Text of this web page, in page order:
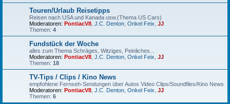
Touren/Urlaub Reisetipps
Reisen nach USA und Kanada usw.(Thema US Cars)
Moderatoren: PontiacV8 J.C. Denton Onkel Feix JJ
Themen: 4
Fundstück der Woche
alles zum Thema Schräges, Witziges, Peinliches...
Moderatoren: PontiacV8 J.C. Denton Onkel Feix JJ
Themen: 18
TV-Tips / Clips / Kino News
empfohlene Fernseh-Sendungen über Autos Video Clips/Soundfiles/Kino News
Moderatoren: PontiacV8 J.C. Denton Onkel Feix JJ
Themen: 6